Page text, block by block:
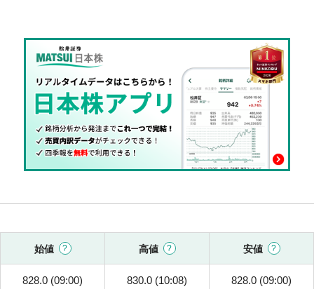
始値 高値 安値
828.0 (09:00) 830.0 (10:08) 828.0 (09:00)